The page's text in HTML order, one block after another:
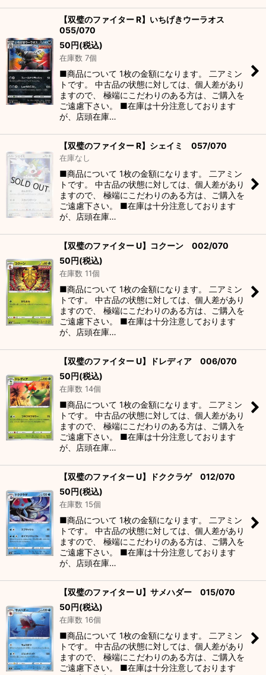
【双璧のファイター R】いちげきウーラオス
055/070
50円(税込)
在庫数 7個
■商品について 1枚の金額になります。 二アミン
トです。 中古品の状態に対しては、個人差があり
ますので、 極端にこだわりのある方は、ご購入を
ご遠慮下さい。 ■在庫は十分注意しております
が、店頭在庫…
【双璧のファイター R】シェイミ 057/070
在庫なし
■商品について 1枚の金額になります。 二アミン
トです。 中古品の状態に対しては、個人差があり
ますので、 極端にこだわりのある方は、ご購入を
ご遠慮下さい。 ■在庫は十分注意しております
が、店頭在庫…
【双璧のファイター U】コクーン 002/070
50円(税込)
在庫数 11個
■商品について 1枚の金額になります。 二アミン
トです。 中古品の状態に対しては、個人差があり
ますので、 極端にこだわりのある方は、ご購入を
ご遠慮下さい。 ■在庫は十分注意しております
が、店頭在庫…
【双璧のファイター U】ドレディア 006/070
50円(税込)
在庫数 14個
■商品について 1枚の金額になります。 二アミン
トです。 中古品の状態に対しては、個人差があり
ますので、 極端にこだわりのある方は、ご購入を
ご遠慮下さい。 ■在庫は十分注意しております
が、店頭在庫…
【双璧のファイター U】ドククラゲ 012/070
50円(税込)
在庫数 15個
■商品について 1枚の金額になります。 二アミン
トです。 中古品の状態に対しては、個人差があり
ますので、 極端にこだわりのある方は、ご購入を
ご遠慮下さい。 ■在庫は十分注意しております
が、店頭在庫…
【双璧のファイター U】サメハダー 015/070
50円(税込)
在庫数 16個
■商品について 1枚の金額になります。 二アミン
トです。 中古品の状態に対しては、個人差があり
ますので、 極端にこだわりのある方は、ご購入を
ご遠慮下さい。 ■在庫は十分注意しております